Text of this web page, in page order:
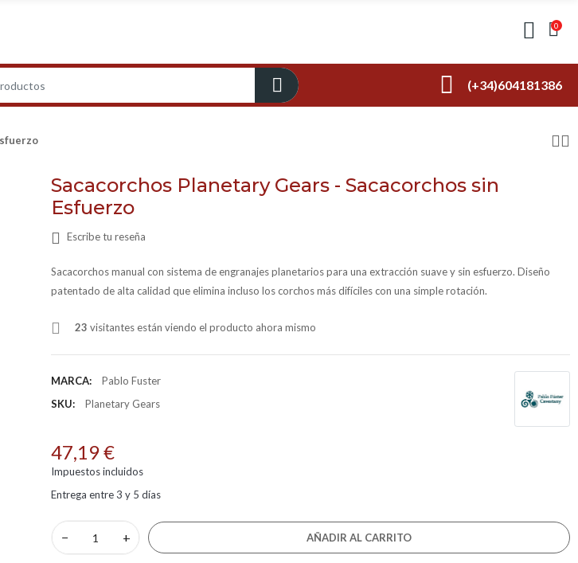
0
(+34)604181386
Sacacorchos Planetary Gears - Sacacorchos sin
Esfuerzo
Escribe tu reseña
Sacacorchos manual con sistema de engranajes planetarios para una extracción suave y sin esfuerzo. Diseño
patentado de alta calidad que elimina incluso los corchos más difíciles con una simple rotación.
23 visitantes están viendo el producto ahora mismo
MARCA:
Pablo Fuster
SKU:
Planetary Gears
47,19 €
Impuestos incluidos
Entrega entre 3 y 5 días
− + AÑADIR AL CARRITO